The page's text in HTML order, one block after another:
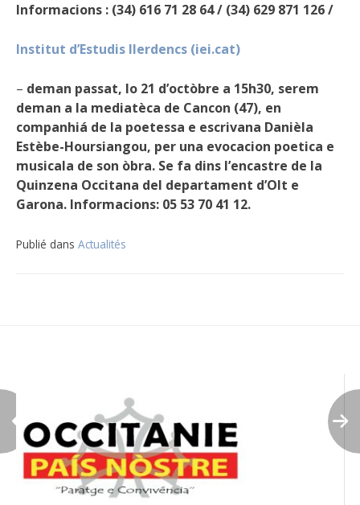
Informacions : (34) 616 71 28 64 / (34) 629 871 126 /
Institut d’Estudis Ilerdencs (iei.cat)
– deman passat, lo 21 d’octòbre a 15h30, serem
deman a la mediatèca de Cancon (47), en
companhiá de la poetessa e escrivana Danièla
Estèbe-Hoursiangou, per una evocacion poetica e
musicala de son òbra. Se fa dins l’encastre de la
Quinzena Occitana del departament d’Olt e
Garona. Informacions: 05 53 70 41 12.
Publié dans Actualités